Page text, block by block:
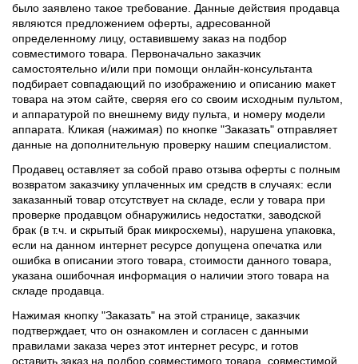
было заявлено такое требование. Данные действия продавца
являются предложением оферты, адресованной
определенному лицу, оставившему заказ на подбор
совместимого товара. Первоначально заказчик
самостоятельно и/или при помощи онлайн-консультанта
подбирает совпадающий по изображению и описанию макет
товара на этом сайте, сверяя его со своим исходным пультом,
и аппаратурой по внешнему виду пульта, и номеру модели
аппарата. Кликая (нажимая) по кнопке "Заказать" отправляет
данные на дополнительную проверку нашим специалистом.
Продавец оставляет за собой право отзыва оферты с полным
возвратом заказчику уплаченных им средств в случаях: если
заказанный товар отсутствует на складе, если у товара при
проверке продавцом обнаружились недостатки, заводской
брак (в т.ч. и скрытый брак микросхемы), нарушена упаковка,
если на данном интернет ресурсе допущена опечатка или
ошибка в описании этого товара, стоимости данного товара,
указана ошибочная информация о наличии этого товара на
складе продавца.
Нажимая кнопку "Заказать" на этой странице, заказчик
подтверждает, что он ознакомлен и согласен с данными
правилами заказа через этот интернет ресурс, и готов
оставить заказ на подбор совместимого товара, совместимой